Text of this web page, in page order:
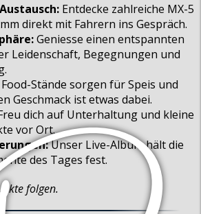
Entdecke zahlreiche MX-5
direkt mit Fahrern ins Gespräch.
Geniesse einen entspannten
Leidenschaft, Begegnungen und
Food-Stände sorgen für Speis und
Geschmack ist etwas dabei.
dich auf Unterhaltung und kleine
vor Ort.
Unser Live-Album hält die
des Tages fest.
folgen.